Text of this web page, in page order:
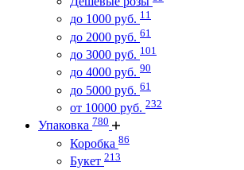
до 1000 руб. 11
до 2000 руб. 61
до 3000 руб. 101
до 4000 руб. 90
до 5000 руб. 61
от 10000 руб. 232
Упаковка 780
Коробка 86
Букет 213